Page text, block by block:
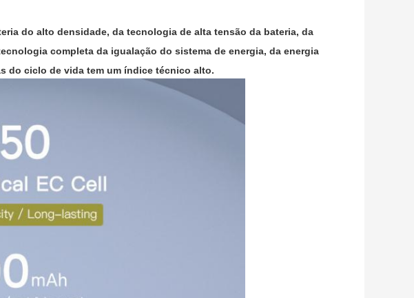
do alto densidade, da tecnologia de alta tensão da bateria, da
completa da igualação do sistema de energia, da energia
do ciclo de vida tem um índice técnico alto.